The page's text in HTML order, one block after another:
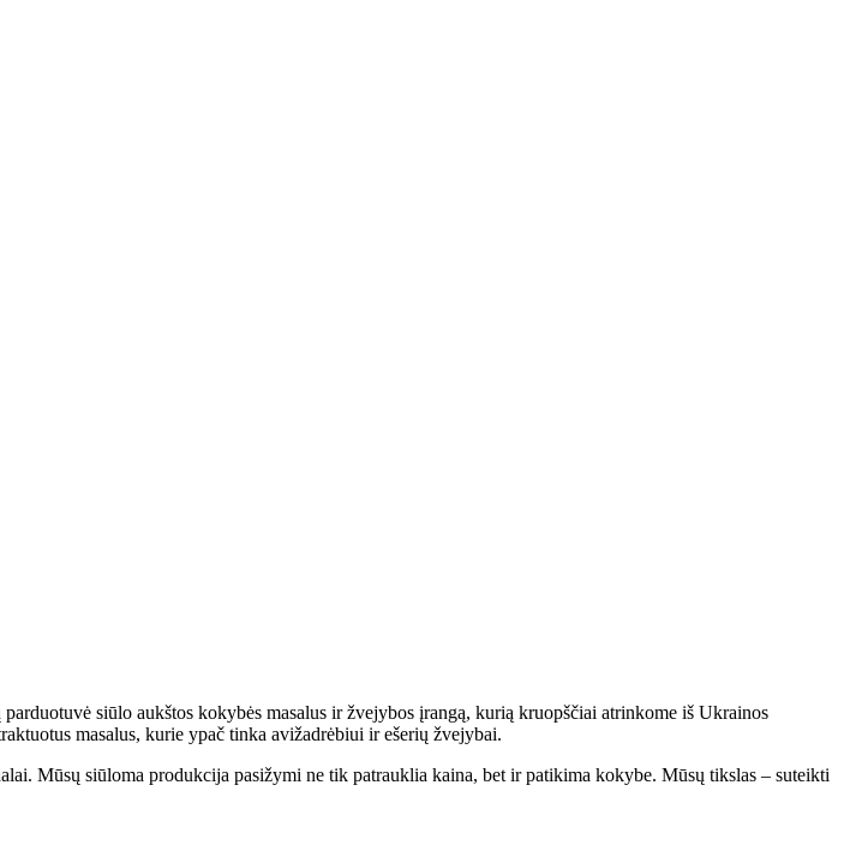
siūlo aukštos kokybės masalus ir žvejybos įrangą, kurią kruopščiai atrinkome iš Ukrainos
masalus, kurie ypač tinka avižadrėbiui ir ešerių žvejybai.
Mūsų siūloma produkcija pasižymi ne tik patrauklia kaina, bet ir patikima kokybe. Mūsų tikslas – suteikti